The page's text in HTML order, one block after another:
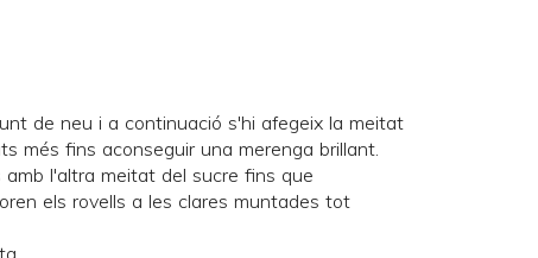
de neu i a continuació s'hi afegeix la meitat
més fins aconseguir una merenga brillant.
l'altra meitat del sucre fins que
els rovells a les clares muntades tot